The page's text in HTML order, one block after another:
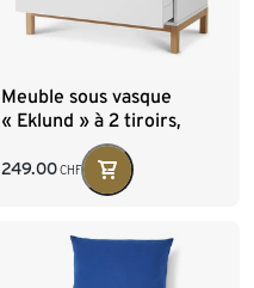
Meuble sous vasque
« Eklund » à 2 tiroirs,
249.00CHF